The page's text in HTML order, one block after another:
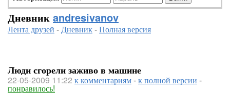
Дневник andresivanov
Лента друзей -Дневник-Полная версия
Люди сгорели заживо в машине
22-05-2009 11:22 к комментариям-к полной версии -
понравилось!